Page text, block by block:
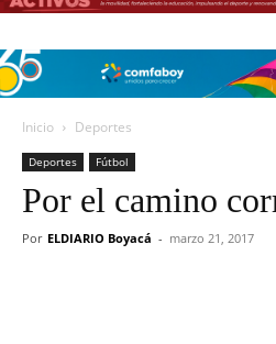
Inicio Deportes
Deportes Fútbol
Por el camino
Por ELDIARIO Boyacá - marzo 21, 2017